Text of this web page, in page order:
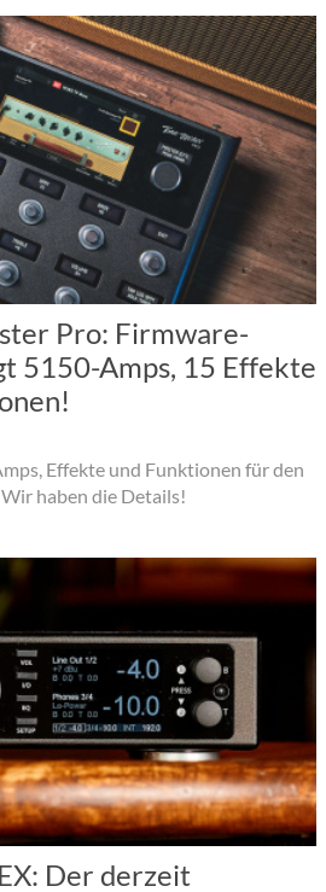
Pro: Firmware-
5150-Amps, 15 Effekte
Effekte und Funktionen für den
haben die Details!
Der derzeit